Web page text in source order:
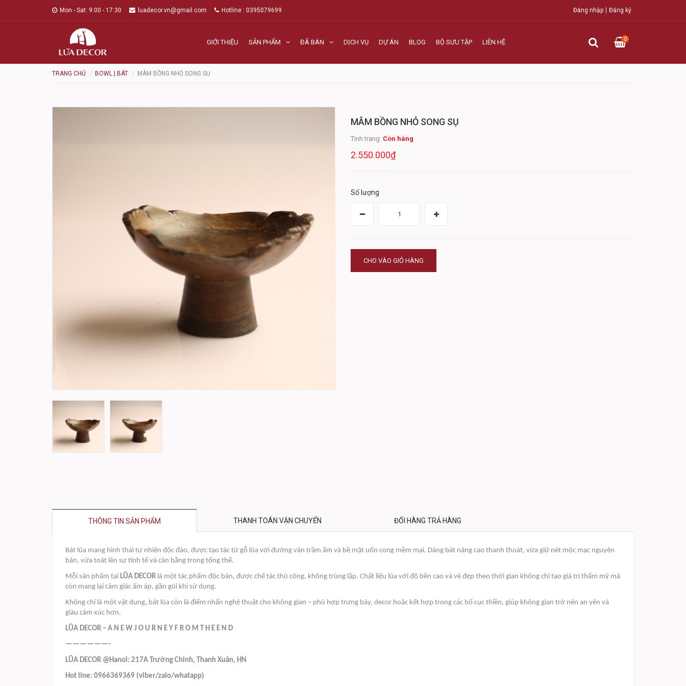
Mon - Sat: 9:00 - 17:30 luadecor.vn@gmail.com Hotline : 0395079699 Đăng nhập Đăng ký
GIỚI THIỆU SẢN PHẨM ĐÃ BÁN DỊCH VỤ DỰ ÁN BLOG BỘ SƯU TẬP LIÊN HỆ 0
TRANG CHỦ BOWL | BÁT MÂM BỒNG NHỎ SONG SỤ
MÂM BỒNG NHỎ SONG SỤ
Tình trạng: Còn hàng
2.550.000₫
Số lượng
CHO VÀO GIỎ HÀNG
THÔNG TIN SẢN PHẨM THANH TOÁN VẬN CHUYỂN ĐỔI HÀNG TRẢ HÀNG
Bát lũa mang hình thái tự nhiên độc đáo, được tạo tác từ gỗ lũa với đường vân trầm ấm và bề mặt uốn cong mềm mại. Dáng bát nâng cao thanh thoát, vừa giữ nét mộc mạc nguyên
bản, vừa toát lên sự tinh tế và cân bằng trong tổng thể.
Mỗi sản phẩm tại LŨA DECOR là một tác phẩm độc bản, được chế tác thủ công, không trùng lặp. Chất liệu lũa với độ bền cao và vẻ đẹp theo thời gian không chỉ tạo giá trị thẩm mỹ mà
còn mang lại cảm giác ấm áp, gần gũi khi sử dụng.
Không chỉ là một vật dụng, bát lũa còn là điểm nhấn nghệ thuật cho không gian – phù hợp trưng bày, decor hoặc kết hợp trong các bố cục thiền, giúp không gian trở nên an yên và
giàu cảm xúc hơn.
LŨA DECOR – A N E W J O U R N E Y F R O M T H E E N D
——————-
LŨA DECOR @Hanoi: 217A Trường Chinh, Thanh Xuân, HN
Hot line: 0966369369 (viber/zalo/whatapp)